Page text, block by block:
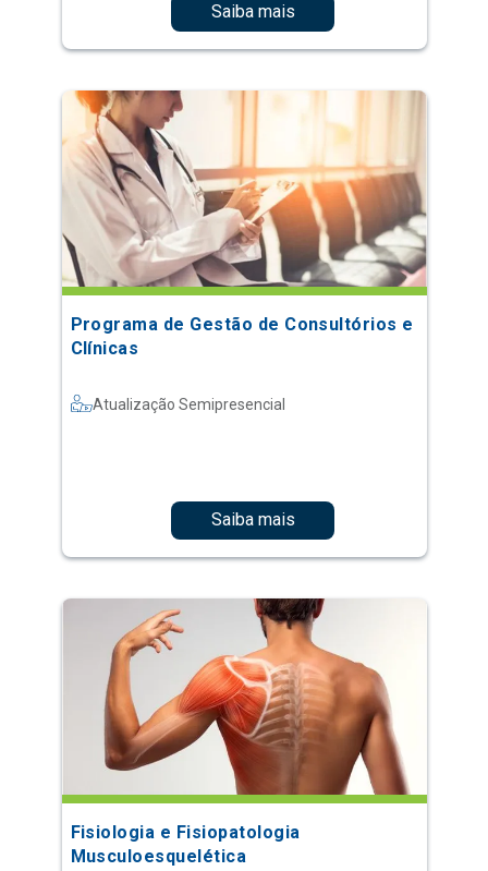
Saiba mais
Programa de Gestão de Consultórios e
Clínicas
Atualização Semipresencial
Saiba mais
Fisiologia e Fisiopatologia
Musculoesquelética